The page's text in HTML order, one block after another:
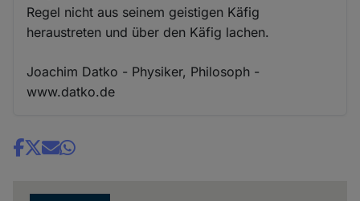
Regel nicht aus seinem geistigen Käfig
heraustreten und über den Käfig lachen.
Joachim Datko - Physiker, Philosoph -
www.datko.de
Share